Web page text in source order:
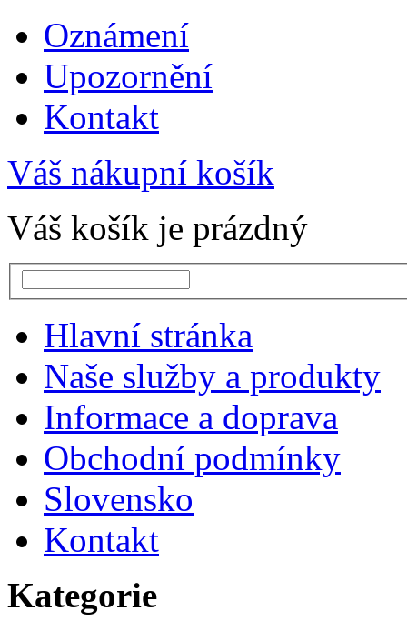
Oznámení
Upozornění
Kontakt
Váš nákupní košík
Váš košík je prázdný
Hlavní stránka
Naše služby a produkty
Informace a doprava
Obchodní podmínky
Slovensko
Kontakt
Kategorie